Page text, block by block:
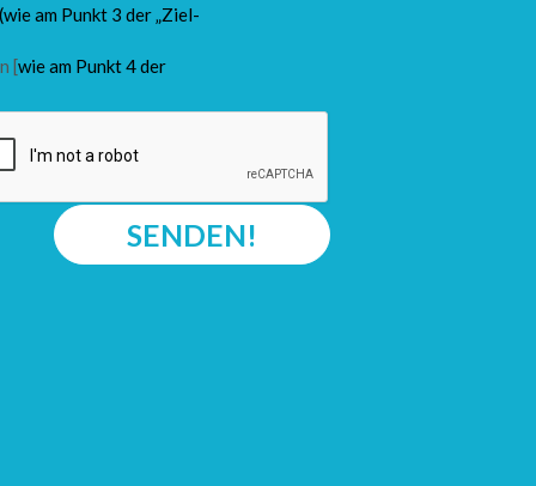
(wie am Punkt 3 der „Ziel-
[wie am Punkt 4 der
SENDEN!